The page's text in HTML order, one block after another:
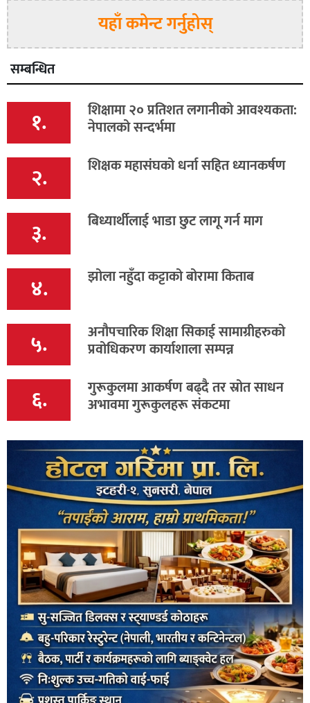
यहाँ कमेन्ट गर्नुहोस्
सम्बन्धित
१. शिक्षामा २० प्रतिशत लगानीको आवश्यकता:
नेपालको सन्दर्भमा
२. शिक्षक महासंघको धर्ना सहित ध्यानकर्षण
३. बिध्यार्थीलाई भाडा छुट लागू गर्न माग
४. झोला नहुँदा कट्टाको बोरामा किताब
५. अनौपचारिक शिक्षा सिकाई सामाग्रीहरुको
प्रवोधिकरण कार्याशाला सम्पन्न
६. गुरूकुलमा आकर्षण बढ्दै तर स्रोत साधन
अभावमा गुरूकुलहरू संकटमा